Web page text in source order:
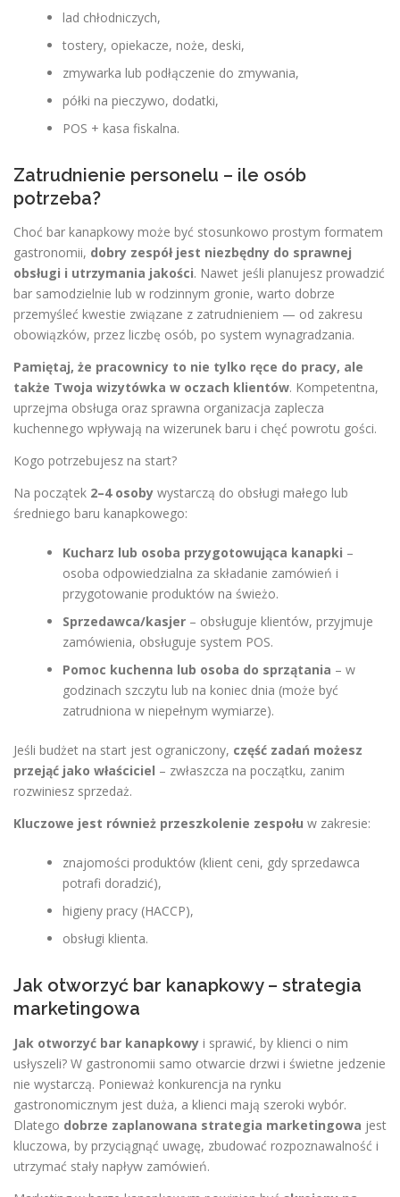
lad chłodniczych,
tostery, opiekacze, noże, deski,
zmywarka lub podłączenie do zmywania,
półki na pieczywo, dodatki,
POS + kasa fiskalna.
Zatrudnienie personelu – ile osób
potrzeba?
Choć bar kanapkowy może być stosunkowo prostym formatem
gastronomii, dobry zespół jest niezbędny do sprawnej
obsługi i utrzymania jakości. Nawet jeśli planujesz prowadzić
bar samodzielnie lub w rodzinnym gronie, warto dobrze
przemyśleć kwestie związane z zatrudnieniem — od zakresu
obowiązków, przez liczbę osób, po system wynagradzania.
Pamiętaj, że pracownicy to nie tylko ręce do pracy, ale
także Twoja wizytówka w oczach klientów. Kompetentna,
uprzejma obsługa oraz sprawna organizacja zaplecza
kuchennego wpływają na wizerunek baru i chęć powrotu gości.
Kogo potrzebujesz na start?
Na początek 2–4 osoby wystarczą do obsługi małego lub
średniego baru kanapkowego:
Kucharz lub osoba przygotowująca kanapki –
osoba odpowiedzialna za składanie zamówień i
przygotowanie produktów na świeżo.
Sprzedawca/kasjer – obsługuje klientów, przyjmuje
zamówienia, obsługuje system POS.
Pomoc kuchenna lub osoba do sprzątania – w
godzinach szczytu lub na koniec dnia (może być
zatrudniona w niepełnym wymiarze).
Jeśli budżet na start jest ograniczony, część zadań możesz
przejąć jako właściciel – zwłaszcza na początku, zanim
rozwiniesz sprzedaż.
Kluczowe jest również przeszkolenie zespołu w zakresie:
znajomości produktów (klient ceni, gdy sprzedawca
potrafi doradzić),
higieny pracy (HACCP),
obsługi klienta.
Jak otworzyć bar kanapkowy – strategia
marketingowa
Jak otworzyć bar kanapkowy i sprawić, by klienci o nim
usłyszeli? W gastronomii samo otwarcie drzwi i świetne jedzenie
nie wystarczą. Ponieważ konkurencja na rynku
gastronomicznym jest duża, a klienci mają szeroki wybór.
Dlatego dobrze zaplanowana strategia marketingowa jest
kluczowa, by przyciągnąć uwagę, zbudować rozpoznawalność i
utrzymać stały napływ zamówień.